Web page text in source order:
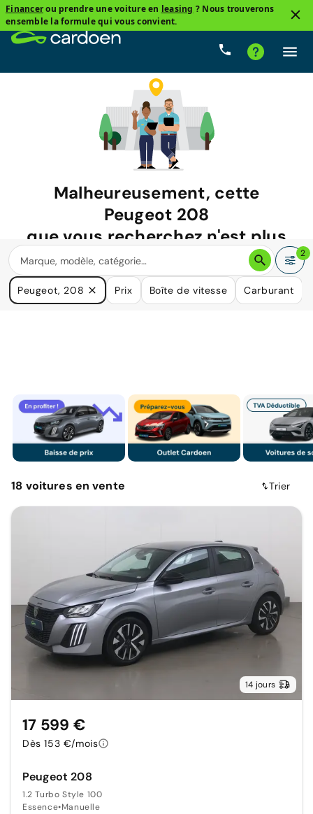
Financerou prendre une voiture en leasing ? Nous trouverons
ensemble la formule qui vous convient.
Malheureusement, cette
Peugeot 208
que vous recherchez n'est plus
disponible.
Nous avons de nombreuses voitures qui pourraient répondre
à vos besoins.
2
Peugeot, 208 Prix Boîte de vitesse Carburant
18 voitures en vente Trier
14 jours
Peugeot 208
1.2 Turbo Style 100
Essence•Manuelle
17 599 €
Dès 153 €/mois